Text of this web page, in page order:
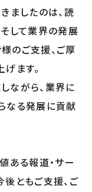
ましたのは、読
して業界の発展
のご支援、ご厚
ます。
ながら、業界に
なる発展に貢献
ある報道・サー
後ともご支援、ご